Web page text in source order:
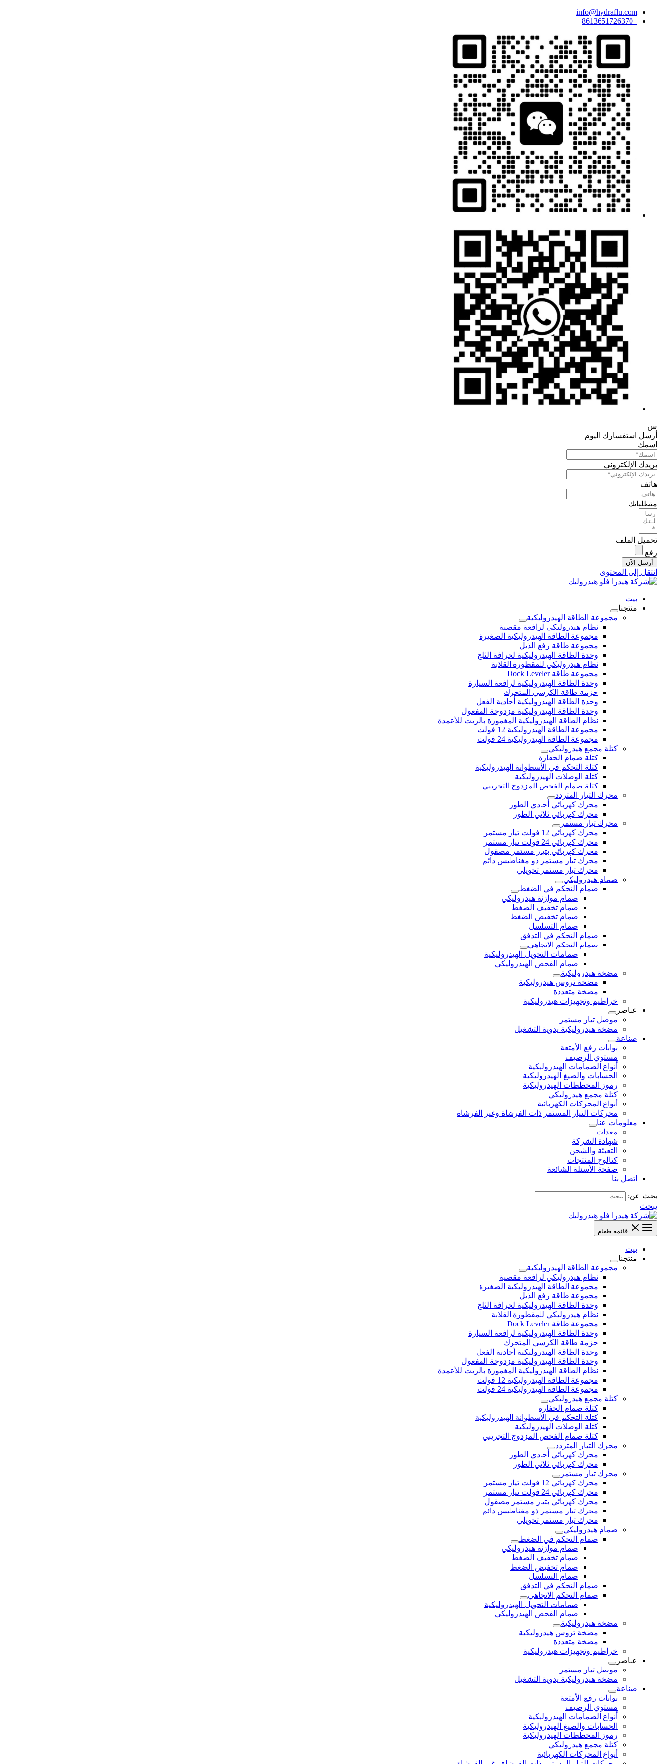
info@hydraflu.com
+8613651726370
س
أرسل استفسارك اليوم
اسمك
بريدك الإلكتروني
هاتف
متطلباتك
تحميل الملف
رفع
أرسل الآن
انتقل إلى المحتوى
بيت
منتجنا
مجموعة الطاقة الهيدروليكية
نظام هيدروليكي لرافعة مقصية
مجموعة الطاقة الهيدروليكية الصغيرة
مجموعة طاقة رفع الذيل
وحدة الطاقة الهيدروليكية لجرافة الثلج
نظام هيدروليكي للمقطورة القلابة
مجموعة طاقة Dock Leveler
وحدة الطاقة الهيدروليكية لرافعة السيارة
حزمة طاقة الكرسي المتحرك
وحدة الطاقة الهيدروليكية أحادية الفعل
وحدة الطاقة الهيدروليكية مزدوجة المفعول
نظام الطاقة الهيدروليكية المغمورة بالزيت للأعمدة
مجموعة الطاقة الهيدروليكية 12 فولت
مجموعة الطاقة الهيدروليكية 24 فولت
كتلة مجمع هيدروليكي
كتلة صمام الحفارة
كتلة التحكم في الأسطوانة الهيدروليكية
كتلة الوصلات الهيدروليكية
كتلة صمام الفحص المزدوج التجريبي
محرك التيار المتردد
محرك كهربائي أحادي الطور
محرك كهربائي ثلاثي الطور
محرك تيار مستمر
محرك كهربائي 12 فولت تيار مستمر
محرك كهربائي 24 فولت تيار مستمر
محرك كهربائي بتيار مستمر مصقول
محرك تيار مستمر ذو مغناطيس دائم
محرك تيار مستمر تحويلي
صمام هيدروليكي
صمام التحكم في الضغط
صمام موازنة هيدروليكي
صمام تخفيف الضغط
صمام تخفيض الضغط
صمام التسلسل
صمام التحكم في التدفق
صمام التحكم الاتجاهي
صمامات التحويل الهيدروليكية
صمام الفحص الهيدروليكي
مضخة هيدروليكية
مضخة تروس هيدروليكية
مضخة متعددة
خراطيم وتجهيزات هيدروليكية
عناصر
موصل تيار مستمر
مضخة هيدروليكية يدوية التشغيل
صناعة
بوابات رفع الأمتعة
مستوي الرصيف
أنواع الصمامات الهيدروليكية
الحسابات والصيغ الهيدروليكية
رموز المخططات الهيدروليكية
كتلة مجمع هيدروليكي
أنواع المحركات الكهربائية
محركات التيار المستمر ذات الفرشاة وغير الفرشاة
معلومات عنا
معدات
شهادة الشركة
التعبئة والشحن
كتالوج المنتجات
صفحة الأسئلة الشائعة
اتصل بنا
بحث عن:
يبحث
قائمة طعام
بيت
منتجنا
مجموعة الطاقة الهيدروليكية
نظام هيدروليكي لرافعة مقصية
مجموعة الطاقة الهيدروليكية الصغيرة
مجموعة طاقة رفع الذيل
وحدة الطاقة الهيدروليكية لجرافة الثلج
نظام هيدروليكي للمقطورة القلابة
مجموعة طاقة Dock Leveler
وحدة الطاقة الهيدروليكية لرافعة السيارة
حزمة طاقة الكرسي المتحرك
وحدة الطاقة الهيدروليكية أحادية الفعل
وحدة الطاقة الهيدروليكية مزدوجة المفعول
نظام الطاقة الهيدروليكية المغمورة بالزيت للأعمدة
مجموعة الطاقة الهيدروليكية 12 فولت
مجموعة الطاقة الهيدروليكية 24 فولت
كتلة مجمع هيدروليكي
كتلة صمام الحفارة
كتلة التحكم في الأسطوانة الهيدروليكية
كتلة الوصلات الهيدروليكية
كتلة صمام الفحص المزدوج التجريبي
محرك التيار المتردد
محرك كهربائي أحادي الطور
محرك كهربائي ثلاثي الطور
محرك تيار مستمر
محرك كهربائي 12 فولت تيار مستمر
محرك كهربائي 24 فولت تيار مستمر
محرك كهربائي بتيار مستمر مصقول
محرك تيار مستمر ذو مغناطيس دائم
محرك تيار مستمر تحويلي
صمام هيدروليكي
صمام التحكم في الضغط
صمام موازنة هيدروليكي
صمام تخفيف الضغط
صمام تخفيض الضغط
صمام التسلسل
صمام التحكم في التدفق
صمام التحكم الاتجاهي
صمامات التحويل الهيدروليكية
صمام الفحص الهيدروليكي
مضخة هيدروليكية
مضخة تروس هيدروليكية
مضخة متعددة
خراطيم وتجهيزات هيدروليكية
عناصر
موصل تيار مستمر
مضخة هيدروليكية يدوية التشغيل
صناعة
بوابات رفع الأمتعة
مستوي الرصيف
أنواع الصمامات الهيدروليكية
الحسابات والصيغ الهيدروليكية
رموز المخططات الهيدروليكية
كتلة مجمع هيدروليكي
أنواع المحركات الكهربائية